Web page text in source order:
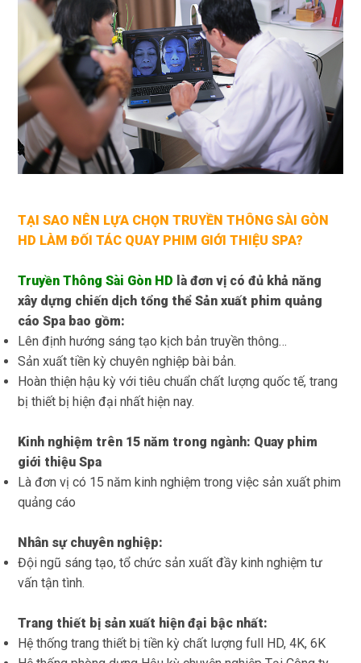
TẠI SAO NÊN LỰA CHỌN TRUYỀN THÔNG SÀI GÒN
HD LÀM ĐỐI TÁC QUAY PHIM GIỚI THIỆU SPA?
Truyền Thông Sài Gòn HD là đơn vị có đủ khả năng
xây dựng chiến dịch tổng thể Sản xuất phim quảng
cáo Spa bao gồm:
Lên định hướng sáng tạo kịch bản truyền thông…
Sản xuất tiền kỳ chuyên nghiệp bài bản.
Hoàn thiện hậu kỳ với tiêu chuẩn chất lượng quốc tế, trang
bị thiết bị hiện đại nhất hiện nay.
Kinh nghiệm trên 15 năm trong ngành: Quay phim
giới thiệu Spa
Là đơn vị có 15 năm kinh nghiệm trong việc sản xuất phim
quảng cáo
Nhân sự chuyên nghiệp:
Đội ngũ sáng tạo, tổ chức sản xuất đầy kinh nghiệm tư
vấn tận tình.
Trang thiết bị sản xuất hiện đại bậc nhất:
Hệ thống trang thiết bị tiền kỳ chất lượng full HD, 4K, 6K